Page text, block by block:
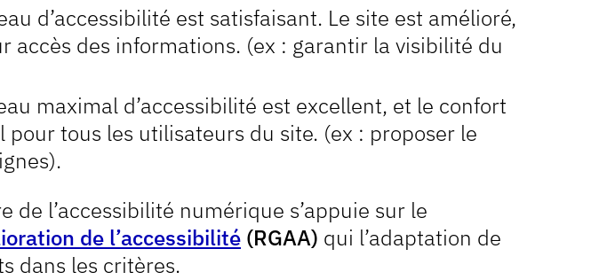
d’accessibilité est satisfaisant. Le site est amélioré,
accès des informations. (ex : garantir la visibilité du
maximal d’accessibilité est excellent, et le confort
tous les utilisateurs du site. (ex : proposer le
de l’accessibilité numérique s’appuie sur le
de l’accessibilité (RGAA) qui l’adaptation de
dans les critères.